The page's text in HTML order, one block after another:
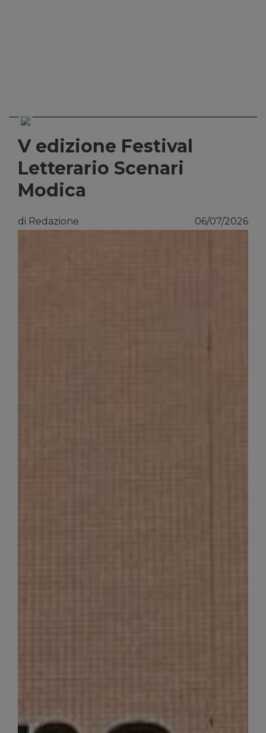
V edizione Festival
Letterario Scenari
Modica
di Redazione 06/07/2026